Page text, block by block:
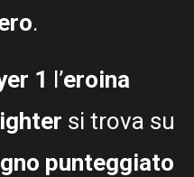
.
1 l’eroina
si trova su
punteggiato